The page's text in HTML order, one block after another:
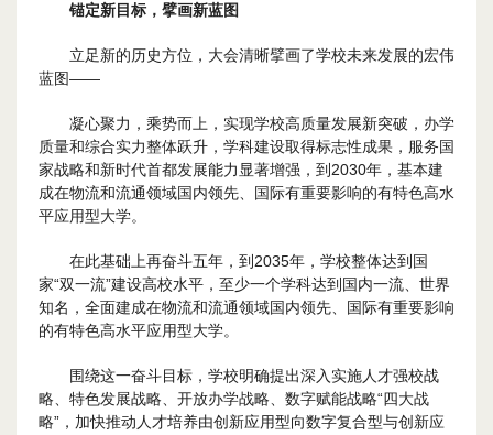
锚定新目标，擘画新蓝图
立足新的历史方位，大会清晰擘画了学校未来发展的宏伟
蓝图——
凝心聚力，乘势而上，实现学校高质量发展新突破，办学
质量和综合实力整体跃升，学科建设取得标志性成果，服务国
家战略和新时代首都发展能力显著增强，到2030年，基本建
成在物流和流通领域国内领先、国际有重要影响的有特色高水
平应用型大学。
在此基础上再奋斗五年，到2035年，学校整体达到国
家“双一流”建设高校水平，至少一个学科达到国内一流、世界
知名，全面建成在物流和流通领域国内领先、国际有重要影响
的有特色高水平应用型大学。
围绕这一奋斗目标，学校明确提出深入实施人才强校战
略、特色发展战略、开放办学战略、数字赋能战略“四大战
略”，加快推动人才培养由创新应用型向数字复合型与创新应